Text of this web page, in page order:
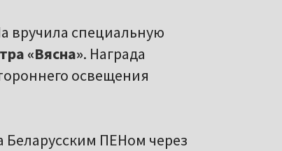
вручила специальную
«Вясна». Награда
освещения
Беларусским ПЕНом через